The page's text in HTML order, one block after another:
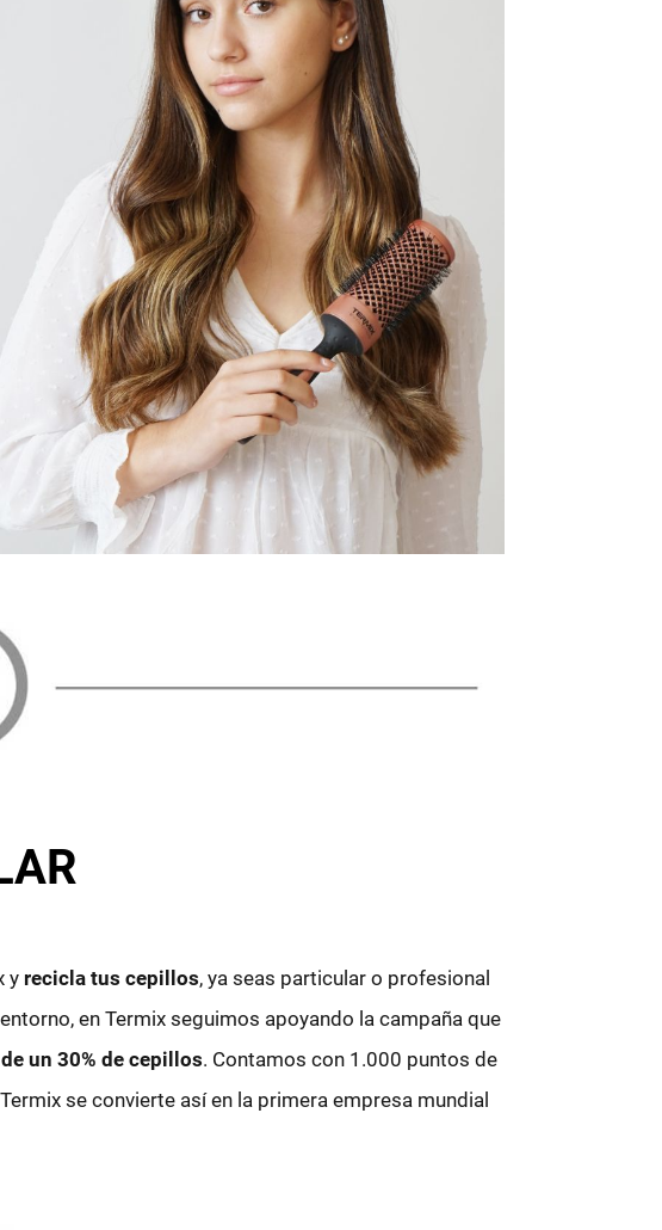
y recicla tus cepillos, ya seas particular o profesional
en Termix seguimos apoyando la campaña que
un 30% de cepillos. Contamos con 1.000 puntos de
se convierte así en la primera empresa mundial